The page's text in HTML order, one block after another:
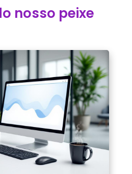
nosso peixe